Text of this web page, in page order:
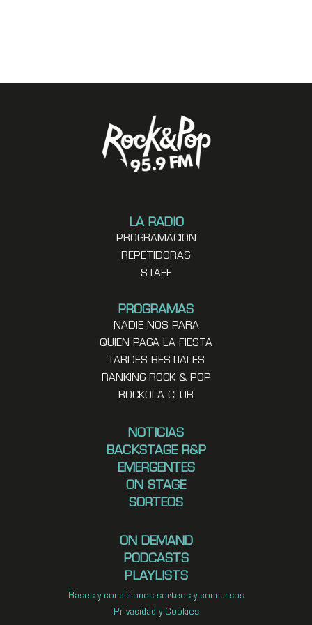
LA RADIO
PROGRAMACION
REPETIDORAS
STAFF
PROGRAMAS
NADIE NOS PARA
QUIEN PAGA LA FIESTA
TARDES BESTIALES
RANKING ROCK & POP
ROCKOLA CLUB
NOTICIAS
BACKSTAGE R&P
EMERGENTES
ON STAGE
SORTEOS
ON DEMAND
PODCASTS
PLAYLISTS
Bases y condiciones sorteos y concursos
Privacidad y Cookies